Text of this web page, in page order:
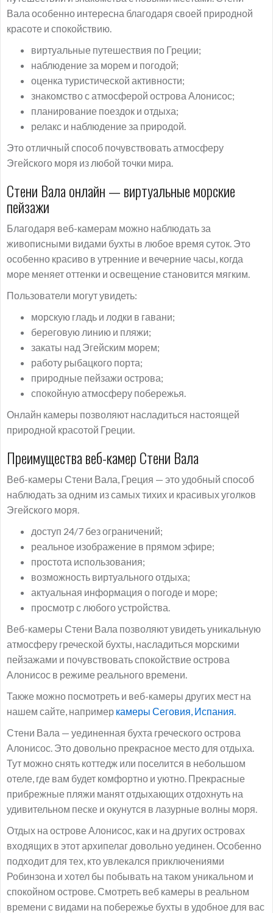
Вала особенно интересна благодаря своей природной
красоте и спокойствию.
виртуальные путешествия по Греции;
наблюдение за морем и погодой;
оценка туристической активности;
знакомство с атмосферой острова Алонисос;
планирование поездок и отдыха;
релакс и наблюдение за природой.
Это отличный способ почувствовать атмосферу
Эгейского моря из любой точки мира.
Стени Вала онлайн — виртуальные морские
пейзажи
Благодаря веб-камерам можно наблюдать за
живописными видами бухты в любое время суток. Это
особенно красиво в утренние и вечерние часы, когда
море меняет оттенки и освещение становится мягким.
Пользователи могут увидеть:
морскую гладь и лодки в гавани;
береговую линию и пляжи;
закаты над Эгейским морем;
работу рыбацкого порта;
природные пейзажи острова;
спокойную атмосферу побережья.
Онлайн камеры позволяют насладиться настоящей
природной красотой Греции.
Преимущества веб-камер Стени Вала
Веб-камеры Стени Вала, Греция — это удобный способ
наблюдать за одним из самых тихих и красивых уголков
Эгейского моря.
доступ 24/7 без ограничений;
реальное изображение в прямом эфире;
простота использования;
возможность виртуального отдыха;
актуальная информация о погоде и море;
просмотр с любого устройства.
Веб-камеры Стени Вала позволяют увидеть уникальную
атмосферу греческой бухты, насладиться морскими
пейзажами и почувствовать спокойствие острова
Алонисос в режиме реального времени.
Также можно посмотреть и веб-камеры других мест на
нашем сайте, например камеры Сеговия, Испания.
Стени Вала — уединенная бухта греческого острова
Алонисос. Это довольно прекрасное место для отдыха.
Тут можно снять коттедж или поселится в небольшом
отеле, где вам будет комфортно и уютно. Прекрасные
прибрежные пляжи манят отдыхающих отдохнуть на
удивительном песке и окунутся в лазурные волны моря.
Отдых на острове Алонисос, как и на других островах
входящих в этот архипелаг довольно уединен. Особенно
подходит для тех, кто увлекался приключениями
Робинзона и хотел бы побывать на таком уникальном и
спокойном острове. Смотреть веб камеры в реальном
времени с видами на побережье бухты в удобное для вас